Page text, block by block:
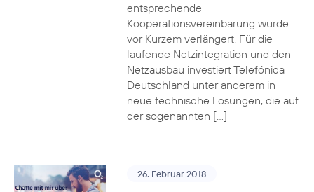
entsprechende
Kooperationsvereinbarung wurde
vor Kurzem verlängert. Für die
laufende Netzintegration und den
Netzausbau investiert Telefónica
Deutschland unter anderem in
neue technische Lösungen, die auf
der sogenannten […]
26. Februar 2018